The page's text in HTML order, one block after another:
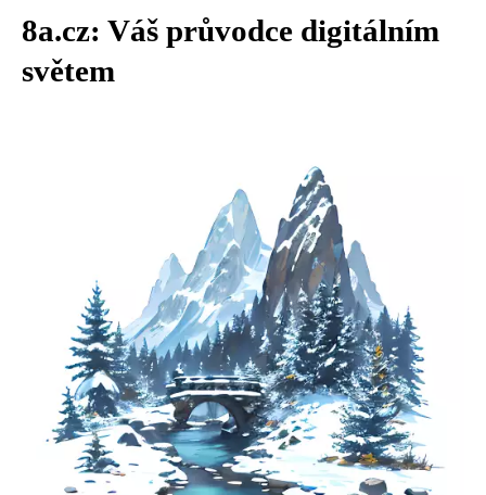
8a.cz: Váš průvodce digitálním
světem